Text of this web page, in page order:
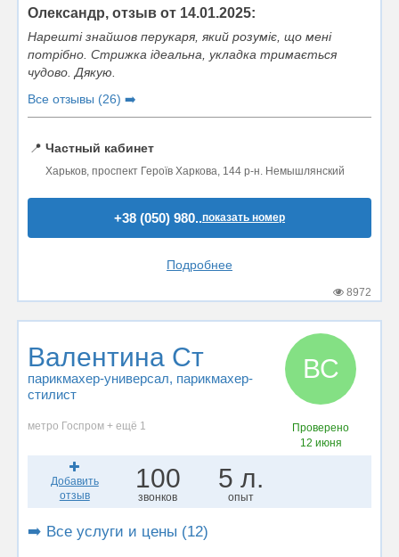
Олександр, отзыв от 14.01.2025:
Нарешті знайшов перукаря, який розуміє, що мені
потрібно. Стрижка ідеальна, укладка тримається
чудово. Дякую.
Все отзывы (26) ➡️
📍 Частный кабинет
Харьков, проспект Героїв Харкова, 144 р-н. Немышлянский
+38 (050) 980..показать номер
Подробнее
8972
Валентина Ст
парикмахер-универсал, парикмахер-
стилист
ВС
метро Госпром + ещё 1
Проверено
12 июня
Добавить
отзыв
100
звонков
5 л.
опыт
➡️ Все услуги и цены (12)